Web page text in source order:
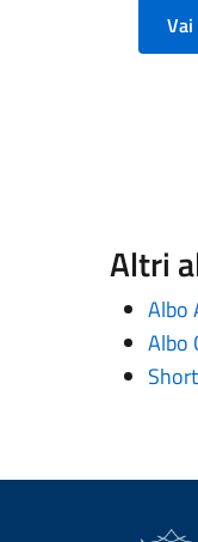
Altri
Albo
Albo